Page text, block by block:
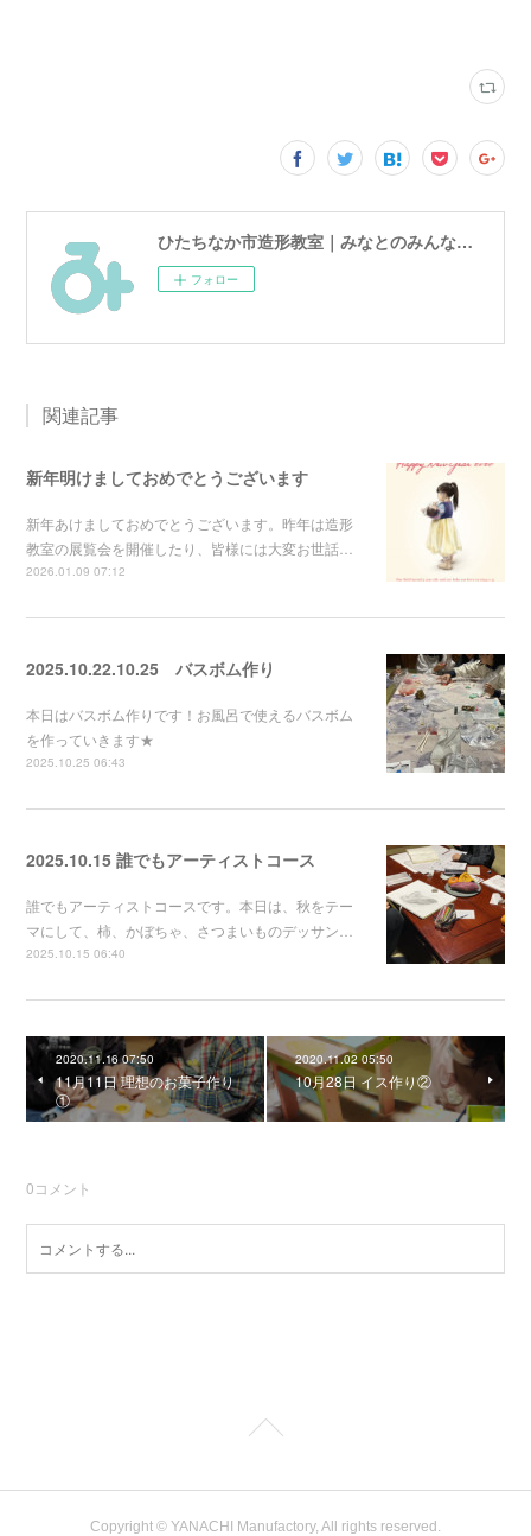
ひたちなか市造形教室｜みなとのみんなのアトリエ
フォロー
関連記事
新年明けましておめでとうございます
新年あけましておめでとうございます。昨年は造形
教室の展覧会を開催したり、皆様には大変お世話…
2026.01.09 07:12
2025.10.22.10.25 バスボム作り
本日はバスボム作りです！お風呂で使えるバスボム
を作っていきます★
2025.10.25 06:43
2025.10.15 誰でもアーティストコース
誰でもアーティストコースです。本日は、秋をテー
マにして、柿、かぼちゃ、さつまいものデッサン…
2025.10.15 06:40
2020.11.16 07:50
11月11日 理想のお菓子作り
①
2020.11.02 05:50
10月28日 イス作り②
0コメント
Copyright ©︎ YANACHI Manufactory, All rights reserved.